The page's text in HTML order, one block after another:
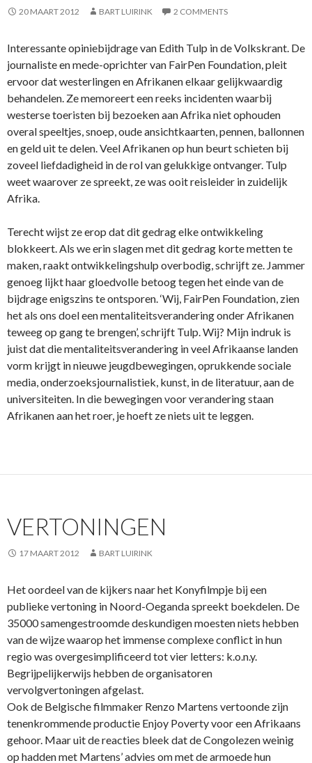
20 MAART 2012 BART LUIRINK 2 COMMENTS
Interessante opiniebijdrage van Edith Tulp in de Volkskrant. De
journaliste en mede-oprichter van FairPen Foundation, pleit
ervoor dat westerlingen en Afrikanen elkaar gelijkwaardig
behandelen. Ze memoreert een reeks incidenten waarbij
westerse toeristen bij bezoeken aan Afrika niet ophouden
overal speeltjes, snoep, oude ansichtkaarten, pennen, ballonnen
en geld uit te delen. Veel Afrikanen op hun beurt schieten bij
zoveel liefdadigheid in de rol van gelukkige ontvanger. Tulp
weet waarover ze spreekt, ze was ooit reisleider in zuidelijk
Afrika.
Terecht wijst ze erop dat dit gedrag elke ontwikkeling
blokkeert. Als we erin slagen met dit gedrag korte metten te
maken, raakt ontwikkelingshulp overbodig, schrijft ze. Jammer
genoeg lijkt haar gloedvolle betoog tegen het einde van de
bijdrage enigszins te ontsporen. ‘Wij, FairPen Foundation, zien
het als ons doel een mentaliteitsverandering onder Afrikanen
teweeg op gang te brengen’, schrijft Tulp. Wij? Mijn indruk is
juist dat die mentaliteitsverandering in veel Afrikaanse landen
vorm krijgt in nieuwe jeugdbewegingen, oprukkende sociale
media, onderzoeksjournalistiek, kunst, in de literatuur, aan de
universiteiten. In die bewegingen voor verandering staan
Afrikanen aan het roer, je hoeft ze niets uit te leggen.
VERTONINGEN
17 MAART 2012 BART LUIRINK
Het oordeel van de kijkers naar het Konyfilmpje bij een
publieke vertoning in Noord-Oeganda spreekt boekdelen. De
35000 samengestroomde deskundigen moesten niets hebben
van de wijze waarop het immense complexe conflict in hun
regio was overgesimplificeerd tot vier letters: k.o.n.y.
Begrijpelijkerwijs hebben de organisatoren
vervolgvertoningen afgelast.
Ook de Belgische filmmaker Renzo Martens vertoonde zijn
tenenkrommende productie Enjoy Poverty voor een Afrikaans
gehoor. Maar uit de reacties bleek dat de Congolezen weinig
op hadden met Martens’ advies om met de armoede hun